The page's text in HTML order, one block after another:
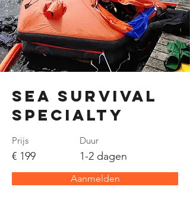
Sea Survival
Specialty
Prijs
€ 199
Duur
1-2 dagen
Aanmelden